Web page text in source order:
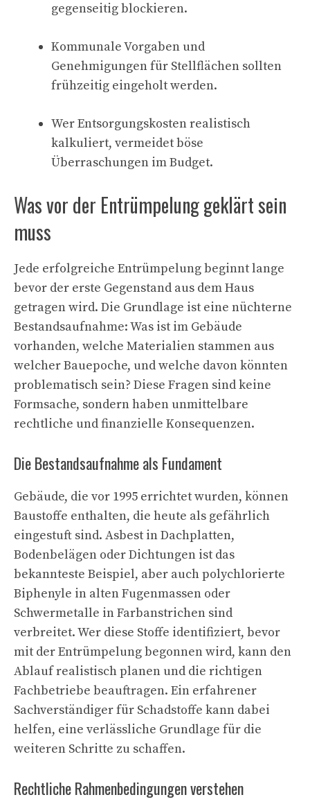
gegenseitig blockieren.
Kommunale Vorgaben und
Genehmigungen für Stellflächen sollten
frühzeitig eingeholt werden.
Wer Entsorgungskosten realistisch
kalkuliert, vermeidet böse
Überraschungen im Budget.
Was vor der Entrümpelung geklärt sein
muss
Jede erfolgreiche Entrümpelung beginnt lange
bevor der erste Gegenstand aus dem Haus
getragen wird. Die Grundlage ist eine nüchterne
Bestandsaufnahme: Was ist im Gebäude
vorhanden, welche Materialien stammen aus
welcher Bauepoche, und welche davon könnten
problematisch sein? Diese Fragen sind keine
Formsache, sondern haben unmittelbare
rechtliche und finanzielle Konsequenzen.
Die Bestandsaufnahme als Fundament
Gebäude, die vor 1995 errichtet wurden, können
Baustoffe enthalten, die heute als gefährlich
eingestuft sind. Asbest in Dachplatten,
Bodenbelägen oder Dichtungen ist das
bekannteste Beispiel, aber auch polychlorierte
Biphenyle in alten Fugenmassen oder
Schwermetalle in Farbanstrichen sind
verbreitet. Wer diese Stoffe identifiziert, bevor
mit der Entrümpelung begonnen wird, kann den
Ablauf realistisch planen und die richtigen
Fachbetriebe beauftragen. Ein erfahrener
Sachverständiger für Schadstoffe kann dabei
helfen, eine verlässliche Grundlage für die
weiteren Schritte zu schaffen.
Rechtliche Rahmenbedingungen verstehen